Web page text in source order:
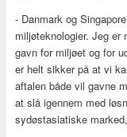
- Danmark og
miljøteknologier. Jeg
gavn for miljøet og for
er helt sikker på at vi
aftalen både vil gavne
at slå igennem med
sydøstasiatiske